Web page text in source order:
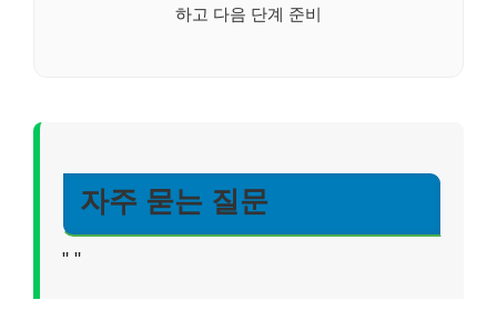
하고 다음 단계 준비
자주 묻는 질문
" "